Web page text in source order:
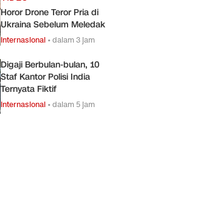
Horor Drone Teror Pria di
Ukraina Sebelum Meledak
Internasional •dalam 3 jam
Digaji Berbulan-bulan, 10
Staf Kantor Polisi India
Ternyata Fiktif
Internasional •dalam 5 jam